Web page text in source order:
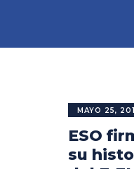
de Colaboración
integrarse a REUNA
MAYO 25,
ESO
su